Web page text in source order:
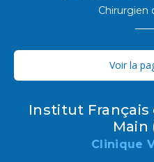
Chirurgien
Voir la
Institut Français
Main
Clinique